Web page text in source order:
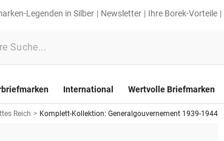
Legenden in Silber Newsletter Ihre Borek-Vorteile
International Wertvolle Briefmarken
Reich > Komplett-Kollektion: Generalgouvernement 1939-1944